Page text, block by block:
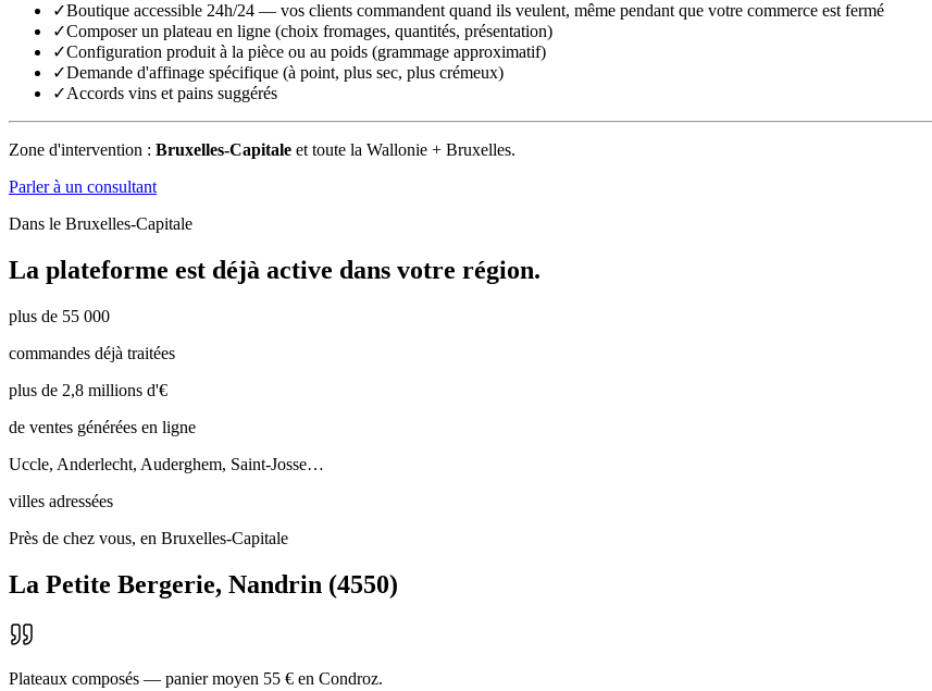
✓Boutique accessible 24h/24 — vos clients commandent quand ils veulent, même pendant que votre commerce est fermé
✓Composer un plateau en ligne (choix fromages, quantités, présentation)
✓Configuration produit à la pièce ou au poids (grammage approximatif)
✓Demande d'affinage spécifique (à point, plus sec, plus crémeux)
✓Accords vins et pains suggérés
Zone d'intervention : Bruxelles-Capitale et toute la Wallonie + Bruxelles.
Parler à un consultant
Dans le Bruxelles-Capitale
La plateforme est déjà active dans votre région.
plus de 55 000
commandes déjà traitées
plus de 2,8 millions d'€
de ventes générées en ligne
Uccle, Anderlecht, Auderghem, Saint-Josse…
villes adressées
Près de chez vous, en Bruxelles-Capitale
La Petite Bergerie, Nandrin (4550)
Plateaux composés — panier moyen 55 € en Condroz.